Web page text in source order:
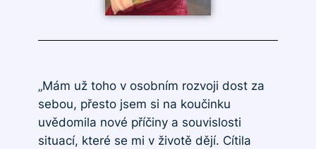
„Mám už toho v osobním rozvoji dost za
sebou, přesto jsem si na koučinku
uvědomila nové příčiny a souvislosti
situací, které se mi v životě dějí. Cítila